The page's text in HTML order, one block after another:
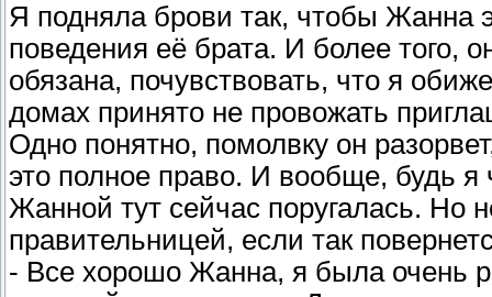
Я подняла брови так, чтобы Жанна
поведения её брата. И более того,
обязана, почувствовать, что я
домах принято не провожать
Одно понятно, помолвку он
это полное право. И вообще, будь
Жанной тут сейчас поругалась. Но
правительницей, если так
- Все хорошо Жанна, я была очень